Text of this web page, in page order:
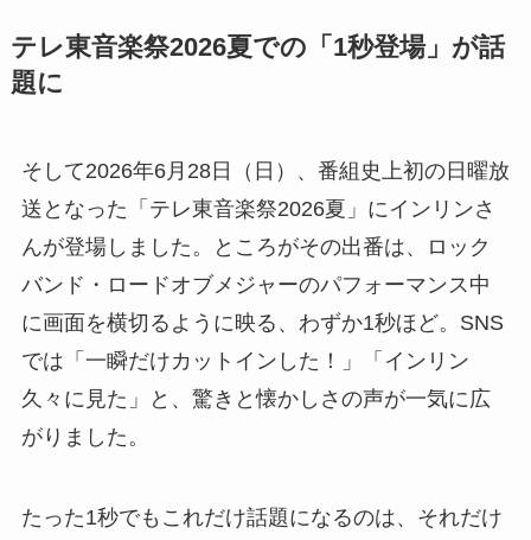
テレ東音楽祭2026夏での「1秒登場」が話
題に
そして2026年6月28日（日）、番組史上初の日曜放
送となった「テレ東音楽祭2026夏」にインリンさ
んが登場しました。ところがその出番は、ロック
バンド・ロードオブメジャーのパフォーマンス中
に画面を横切るように映る、わずか1秒ほど。SNS
では「一瞬だけカットインした！」「インリン
久々に見た」と、驚きと懐かしさの声が一気に広
がりました。
たった1秒でもこれだけ話題になるのは、それだけ